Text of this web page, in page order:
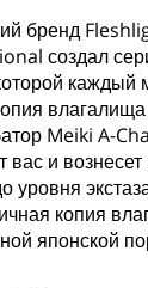
бренд
создал
каждый
Meiki A-
вас и
уровня
копия
японской